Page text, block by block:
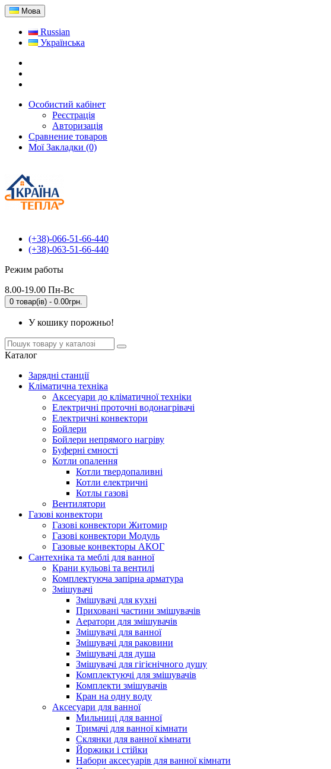
Мова
Russian
Українська
Особистий кабінет
Реєстрація
Авторизація
Сравнение товаров
Мої Закладки (0)
(+38)-066-51-66-440
(+38)-063-51-66-440
Режим работы
8.00-19.00 Пн-Вс
0 товар(ів) - 0.00грн.
У кошику порожньо!
Каталог
Зарядні станції
Кліматична техніка
Аксесуари до кліматичної техніки
Електричні проточні водонагрівачі
Електричні конвектори
Бойлери
Бойлери непрямого нагріву
Буферні ємності
Котли опалення
Котли твердопаливні
Котли електричні
Котлы газові
Вентилятори
Газові конвектори
Газові конвектори Житомир
Газові конвектори Модуль
Газовые конвекторы АКОГ
Сантехніка та меблі для ванної
Крани кульові та вентилі
Комплектуюча запірна арматура
Змішувачі
Змішувачі для кухні
Приховані частини змішувачів
Аератори для змішувачів
Змішувачі для ванної
Змішувачі для раковини
Змішувачі для душа
Змішувачі для гігієнічного душу
Комплектуючі для змішувачів
Комплекти змішувачів
Кран на одну воду
Аксесуари для ванної
Мильниці для ванної
Тримачі для ванної кімнати
Склянки для ванної кімнати
Йоржики і стійки
Набори аксесуарів для ванної кімнати